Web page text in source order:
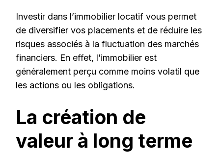
Investir dans l’immobilier locatif vous permet
de diversifier vos placements et de réduire les
risques associés à la fluctuation des marchés
financiers. En effet, l’immobilier est
généralement perçu comme moins volatil que
les actions ou les obligations.
La création de
valeur à long terme